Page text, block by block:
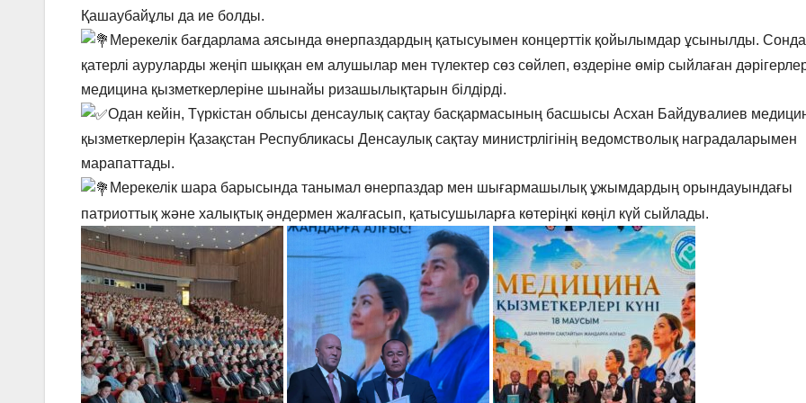
Қашаубайұлы да ие болды.
Мерекелік бағдарлама аясында өнерпаздардың қатысуымен концерттік қойылымдар ұсынылды.
қатерлі ауруларды жеңіп шыққан ем алушылар мен түлектер сөз сөйлеп, өздеріне өмір сыйлаған
медицина қызметкерлеріне шынайы ризашылықтарын білдірді.
Одан кейін, Түркістан облысы денсаулық сақтау басқармасының басшысы Асхан Байдувалиев
қызметкерлерін Қазақстан Республикасы Денсаулық сақтау министрлігінің ведомстволық наградаларымен
марапаттады.
Мерекелік шара барысында танымал өнерпаздар мен шығармашылық ұжымдардың орындауындағы
патриоттық және халықтық әндермен жалғасып, қатысушыларға көтеріңкі көңіл күй сыйлады.